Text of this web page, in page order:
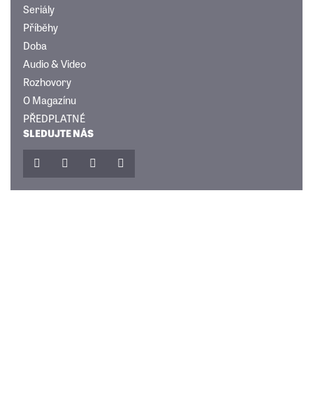
Seriály
Příběhy
Doba
Audio & Video
Rozhovory
O Magazínu
PŘEDPLATNÉ
SLEDUJTE NÁS